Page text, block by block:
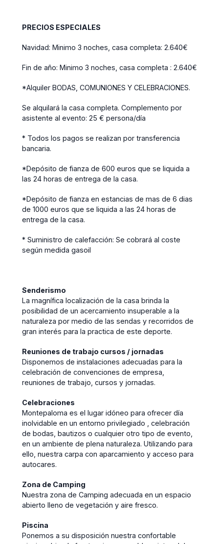
PRECIOS ESPECIALES
Navidad: Minimo 3 noches, casa completa: 2.640€
Fin de año: Minimo 3 noches, casa completa : 2.640€
*Alquiler BODAS, COMUNIONES Y CELEBRACIONES.
Se alquilará la casa completa. Complemento por
asistente al evento: 25 € persona/día
* Todos los pagos se realizan por transferencia
bancaria.
*Depósito de fianza de 600 euros que se liquida a
las 24 horas de entrega de la casa.
*Depósito de fianza en estancias de mas de 6 dias
de 1000 euros que se liquida a las 24 horas de
entrega de la casa.
* Suministro de calefacción: Se cobrará al coste
según medida gasoil
Senderismo
La magnífica localización de la casa brinda la
posibilidad de un acercamiento insuperable a la
naturaleza por medio de las sendas y recorridos de
gran interés para la practica de este deporte.
Reuniones de trabajo cursos / jornadas
Disponemos de instalaciones adecuadas para la
celebración de convenciones de empresa,
reuniones de trabajo, cursos y jornadas.
Celebraciones
Montepaloma es el lugar idóneo para ofrecer día
inolvidable en un entorno privilegiado , celebración
de bodas, bautizos o cualquier otro tipo de evento,
en un ambiente de plena naturaleza. Utilizando para
ello, nuestra carpa con aparcamiento y acceso para
autocares.
Zona de Camping
Nuestra zona de Camping adecuada en un espacio
abierto lleno de vegetación y aire fresco.
Piscina
Ponemos a su disposición nuestra confortable